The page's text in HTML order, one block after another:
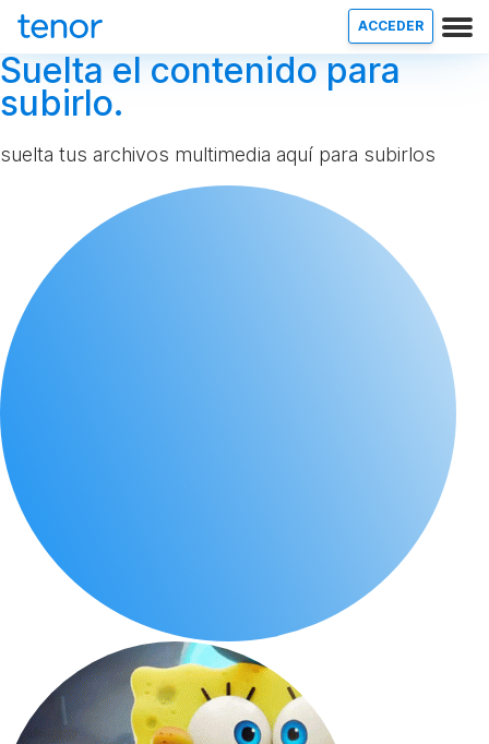
ACCEDER
Suelta el contenido para
subirlo.
suelta tus archivos multimedia aquí para subirlos